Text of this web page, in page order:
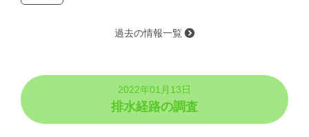
過去の情報一覧
2022年01月13日
排水経路の調査